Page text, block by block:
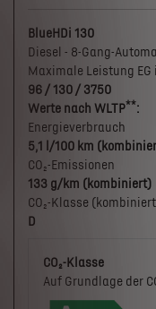
BlueHDi 130
Diesel - 8-Gang-
Maximale Leistung
96 / 130 / 3750
Werte nach WLTP**:
Energieverbrauch
5,1 l/100 km
CO₂-Emissionen
133 g/km (kombiniert)
CO₂-Klasse
D
CO₂-Klasse
Auf Grundlage der